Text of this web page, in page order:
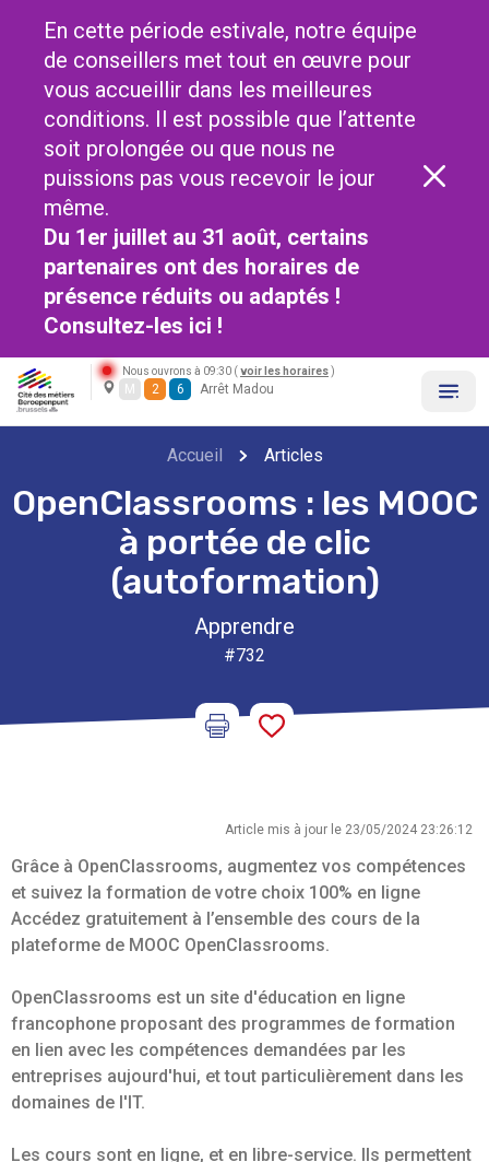
En cette période estivale, notre équipe
de conseillers met tout en œuvre pour
vous accueillir dans les meilleures
conditions. Il est possible que l’attente
soit prolongée ou que nous ne
puissions pas vous recevoir le jour
même.
Du 1er juillet au 31 août, certains
partenaires ont des horaires de
présence réduits ou adaptés !
Consultez-les ici !
Nous ouvrons à 09:30 ( voir les horaires )
M 2 6 Arrêt Madou
Accueil Articles
OpenClassrooms : les MOOC
à portée de clic
(autoformation)
Apprendre
#732
Article mis à jour le 23/05/2024 23:26:12
Grâce à OpenClassrooms, augmentez vos compétences
et suivez la formation de votre choix 100% en ligne
Accédez gratuitement à l’ensemble des cours de la
plateforme de MOOC OpenClassrooms.
OpenClassrooms est un site d'éducation en ligne
francophone proposant des programmes de formation
en lien avec les compétences demandées par les
entreprises aujourd'hui, et tout particulièrement dans les
domaines de l'IT.
Les cours sont en ligne, et en libre-service. Ils permettent